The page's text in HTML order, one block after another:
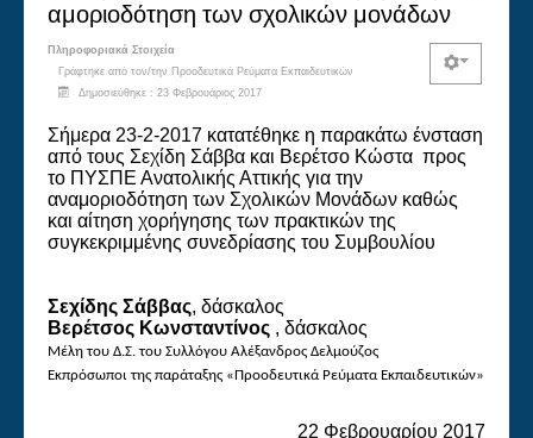
αμοριοδότηση των σχολικών μονάδων
Πληροφοριακά Στοιχεία
Γράφτηκε από τον/την Προοδευτικά Ρεύματα Εκπαιδευτικών
Δημοσιεύθηκε : 23 Φεβρουάριος 2017
Σήμερα 23-2-2017 κατατέθηκε η παρακάτω ένσταση
από τους Σεχίδη Σάββα και Βερέτσο Κώστα προς
το ΠΥΣΠΕ Ανατολικής Αττικής για την
αναμοριοδότηση των Σχολικών Μονάδων καθώς
και αίτηση χορήγησης των πρακτικών της
συγκεκριμμένης συνεδρίασης του Συμβουλίου
Σεχίδης Σάββας, δάσκαλος
Βερέτσος Κωνσταντίνος , δάσκαλος
Μέλη του Δ.Σ. του Συλλόγου Αλέξανδρος Δελμούζος
Εκπρόσωποι της παράταξης «Προοδευτικά Ρεύματα Εκπαιδευτικών»
22 Φεβρουαρίου 2017